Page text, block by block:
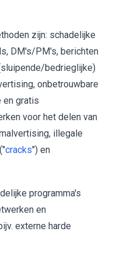
zijn: schadelijke
DM's/PM's, berichten
bedrieglijke)
onbetrouwbare
en gratis
voor het delen van
illegale
cracks") en
programma's
en
externe harde